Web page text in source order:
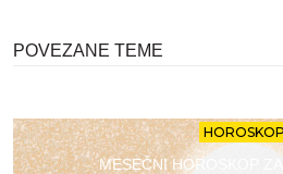
POVEZANE TEME
HOROSKOP
MESEČNI HOROSKOP